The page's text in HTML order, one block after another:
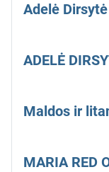
Adelė
ADELĖ
Maldos ir
MARIA RED